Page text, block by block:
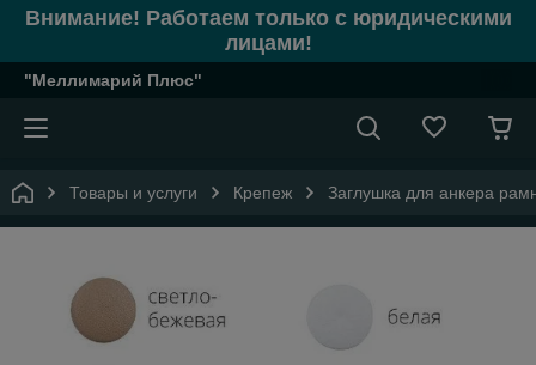
Внимание! Работаем только с юридическими
лицами!
"Меллимарий Плюс"
Товары и услуги Крепеж Заглушка для анкера